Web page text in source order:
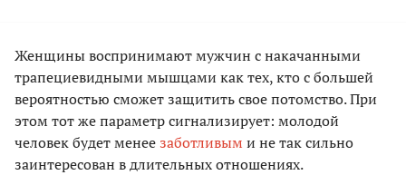
Женщины воспринимают мужчин с накачанными
трапециевидными мышцами как тех, кто с большей
вероятностью сможет защитить свое потомство. При
этом тот же параметр сигнализирует: молодой
человек будет менеезаботливым и не так сильно
заинтересован в длительных отношениях.